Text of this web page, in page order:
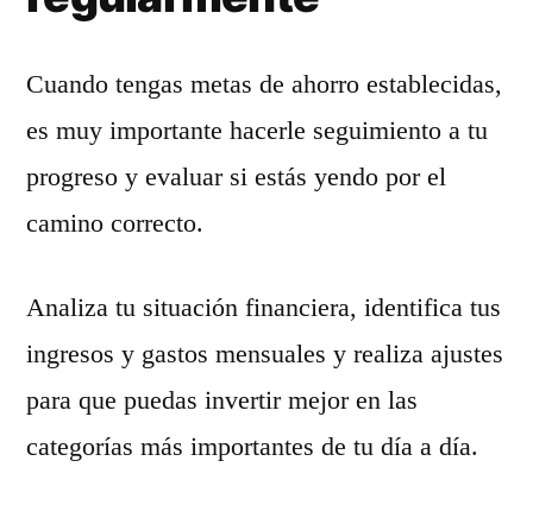
Cuando tengas metas de ahorro establecidas,
es muy importante hacerle seguimiento a tu
progreso y evaluar si estás yendo por el
camino correcto.
Analiza tu situación financiera, identifica tus
ingresos y gastos mensuales y realiza ajustes
para que puedas invertir mejor en las
categorías más importantes de tu día a día.